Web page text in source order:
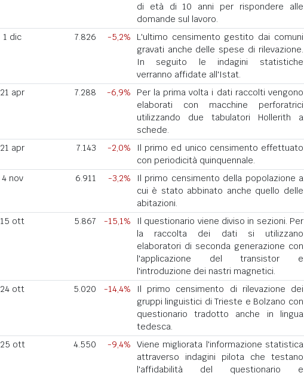
di età di 10 anni per rispondere alle
domande sul lavoro.
1 dic 7.826 -5,2%
L'ultimo censimento gestito dai comuni
gravati anche delle spese di rilevazione.
In seguito le indagini statistiche
verranno affidate all'Istat.
21 apr 7.288 -6,9%
Per la prima volta i dati raccolti vengono
elaborati con macchine perforatrici
utilizzando due tabulatori Hollerith a
schede.
21 apr 7.143 -2,0%
Il primo ed unico censimento effettuato
con periodicità quinquennale.
4 nov 6.911 -3,2%
Il primo censimento della popolazione a
cui è stato abbinato anche quello delle
abitazioni.
15 ott 5.867 -15,1%
Il questionario viene diviso in sezioni. Per
la raccolta dei dati si utilizzano
elaboratori di seconda generazione con
l'applicazione del transistor e
l'introduzione dei nastri magnetici.
24 ott 5.020 -14,4%
Il primo censimento di rilevazione dei
gruppi linguistici di Trieste e Bolzano con
questionario tradotto anche in lingua
tedesca.
25 ott 4.550 -9,4%
Viene migliorata l'informazione statistica
attraverso indagini pilota che testano
l'affidabilità del questionario e